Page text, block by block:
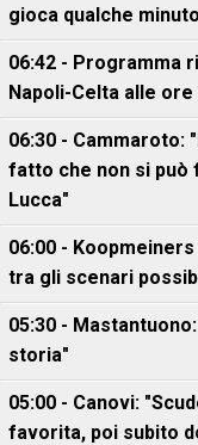
gioca qualche
06:42 - Programma
Napoli-Celta alle ore
06:30 - Cammaroto:
fatto che non si può
Lucca"
06:00 -
tra gli scenari
05:30 -
storia"
05:00 - Canovi:
favorita, poi subito